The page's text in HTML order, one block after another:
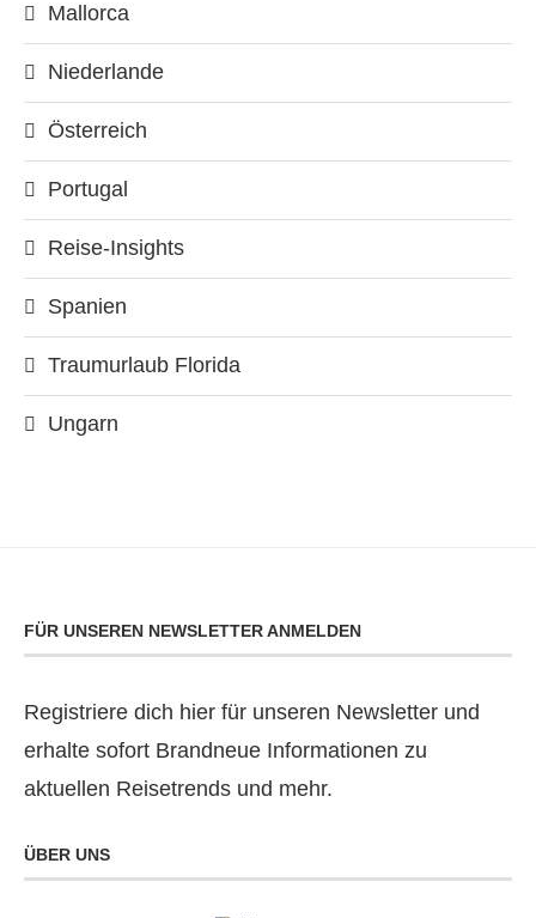
Mallorca
Niederlande
Österreich
Portugal
Reise-Insights
Spanien
Traumurlaub Florida
Ungarn
FÜR UNSEREN NEWSLETTER ANMELDEN
Registriere dich hier für unseren Newsletter und
erhalte sofort Brandneue Informationen zu
aktuellen Reisetrends und mehr.
ÜBER UNS